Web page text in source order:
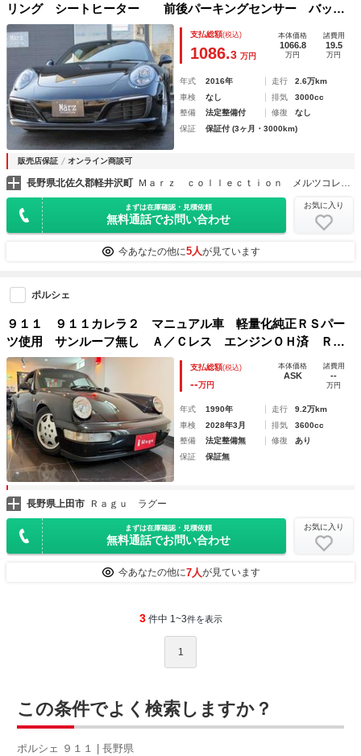
リング シートヒーター 前後パーキングセンサー バック
カメラ ステアリングヒーター 禁煙車
支払総額(税込)
1086.3 万円
本体価格
1066.8
万円
諸費用
19.5
万円
年式 2016年 走行
2.6万km
車検
なし 排気
3000cc
整備
法定整備付 修復
なし
保証
保証付 (3ヶ月・3000km)
販売店保証 オンライン商談可
長野県北佐久郡軽井沢町
まずは在庫確認・見積依頼
無料通話でお問い合わせ
お気に入り
今あなたの他に5人が見ています
ポルシェ
９１１ ９１１カレラ２ マニュアル車 軽量化純正ＲＳパー
ツ使用 サンルーフ無し Ａ／Ｃレス エンジンＯＨ済 ＲＳ
Ｒクラッチ カーグラフィックＦＶＤ２本出す点マフラー（触
媒無） 純正マフラー有（触媒有）
支払総額(税込)
--万円
本体価格
ASK
諸費用
--
万円
年式 1990年 走行
9.2万km
車検
2028年3月 排気
3600cc
整備
法定整備無 修復
あり
保証
保証無
長野県上田市 Ｒａｇｕ ラグー
まずは在庫確認・見積依頼
無料通話でお問い合わせ
お気に入り
今あなたの他に7人が見ています
3 件中 1~3件を表示
1
この条件でよく検索しますか？
ポルシェ ９１１ | 長野県